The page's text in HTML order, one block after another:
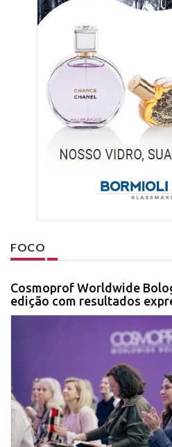
FOCO
Cosmoprof Worldwide
edição com resultados